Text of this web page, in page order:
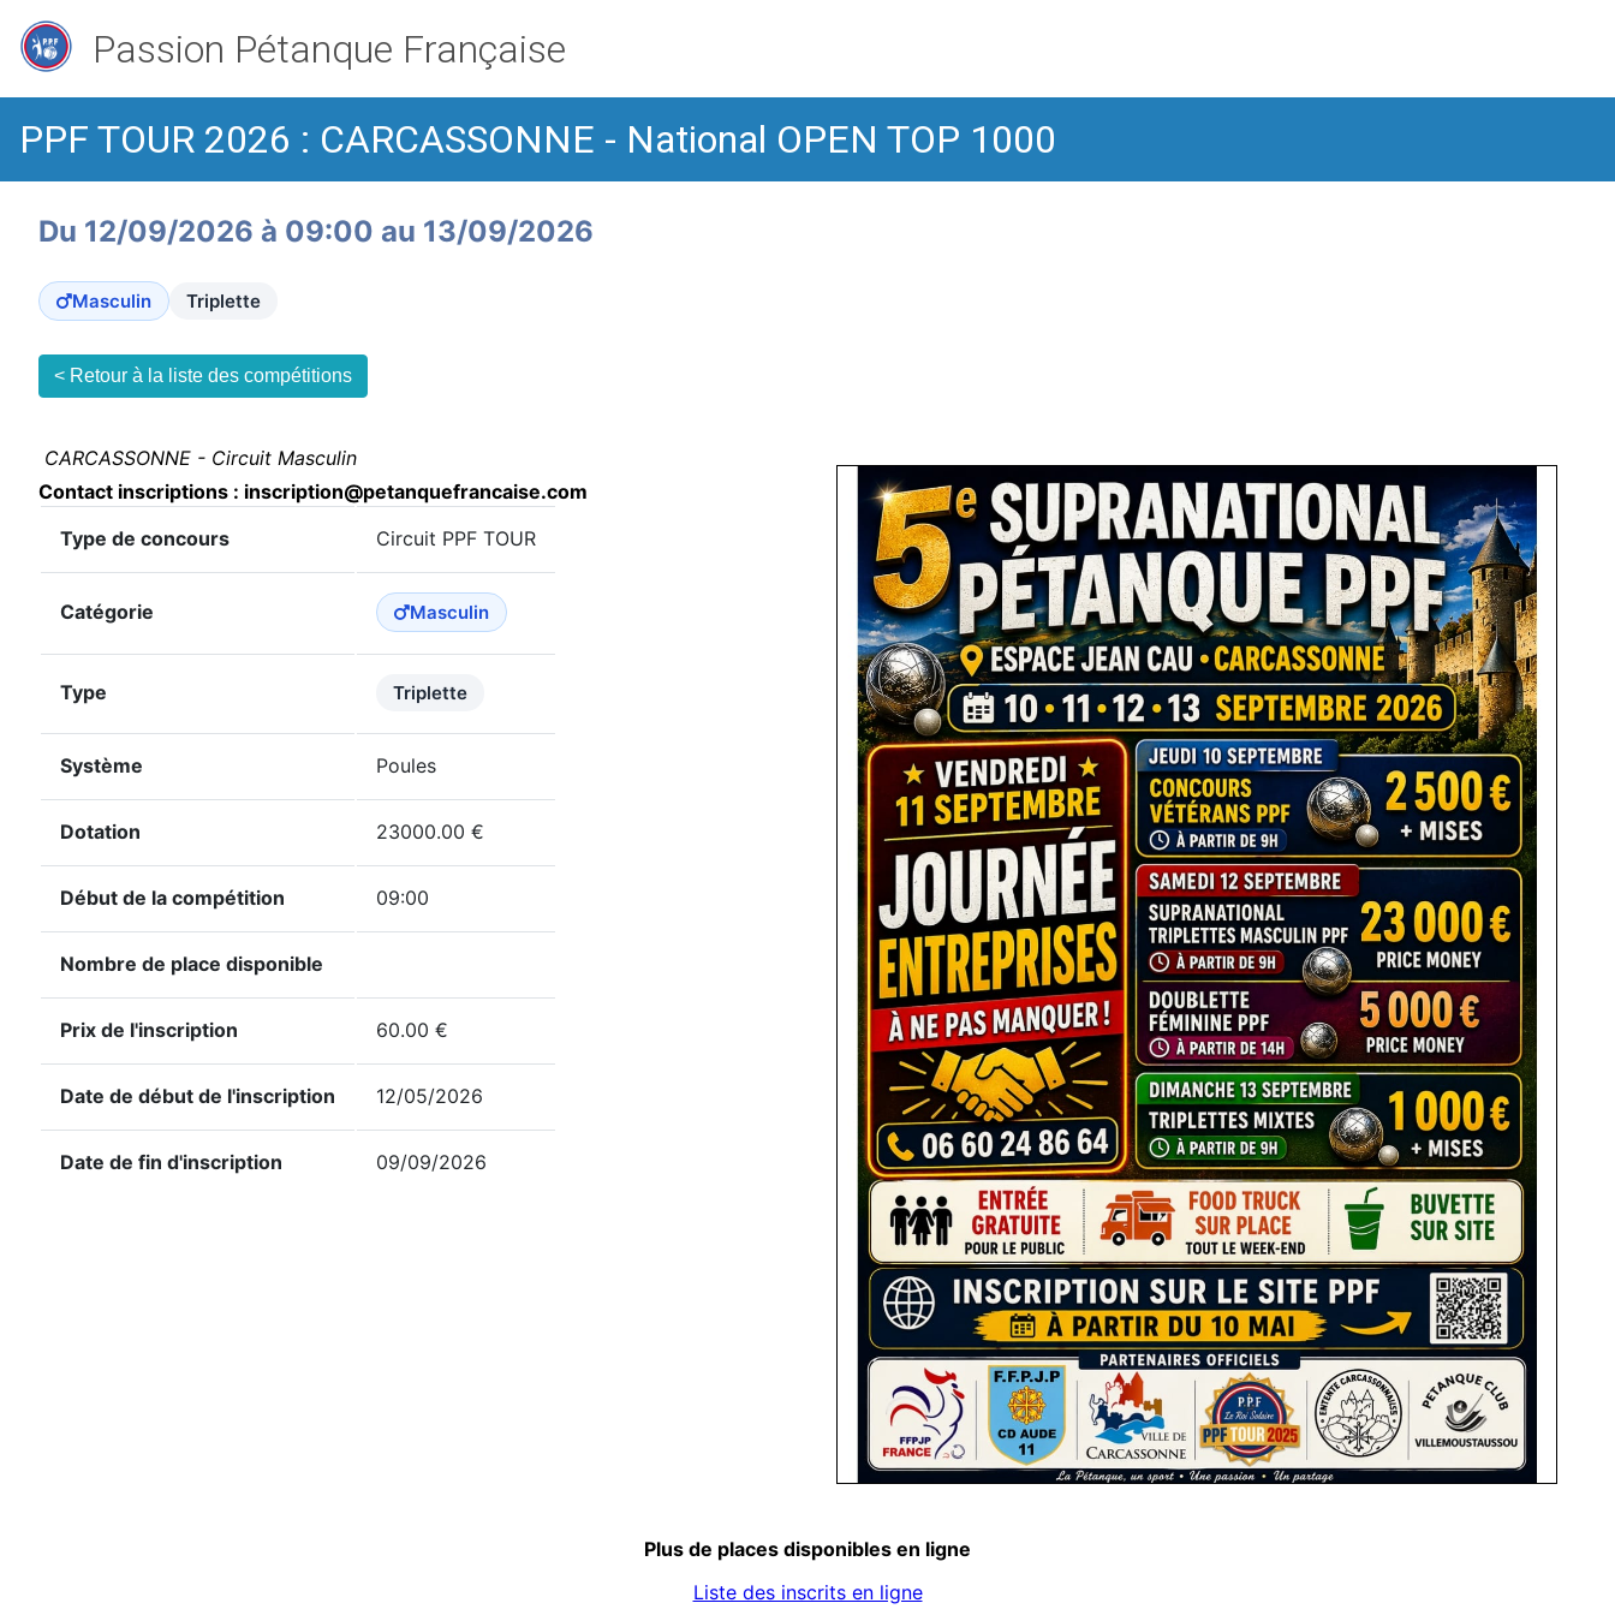
Passion Pétanque Française
PPF TOUR 2026 : CARCASSONNE - National OPEN TOP 1000
Du 12/09/2026 à 09:00 au 13/09/2026
Masculin Triplette
< Retour à la liste des compétitions
CARCASSONNE - Circuit Masculin
Contact inscriptions : inscription@petanquefrancaise.com
Type de concours
Circuit PPF TOUR
Catégorie Masculin
Type Triplette
Système Poules
Dotation 23000.00 €
Début de la compétition 09:00
Nombre de place disponible
Prix de l'inscription 60.00 €
Date de début de l'inscription 12/05/2026
Date de fin d'inscription 09/09/2026
Plus de places disponibles en ligne
Liste des inscrits en ligne